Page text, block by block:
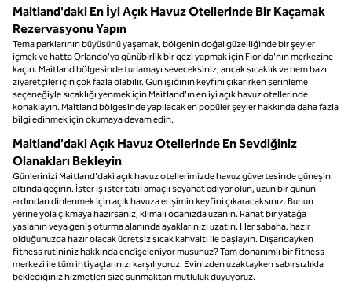
Maitland'daki En İyi Açık Havuz Otellerinde Bir Kaçamak
Rezervasyonu Yapın
Tema parklarının büyüsünü yaşamak, bölgenin doğal güzelliğinde bir şeyler
içmek ve hatta Orlando'ya günübirlik bir gezi yapmak için Florida'nın merkezine
kaçın. Maitland bölgesinde turlamayı seveceksiniz, ancak sıcaklık ve nem bazı
ziyaretçiler için çok fazla olabilir. Gün ışığının keyfini çıkarırken serinleme
seçeneğiyle sıcaklığı yenmek için Maitland'ın en iyi açık havuz otellerinde
konaklayın. Maitland bölgesinde yapılacak en popüler şeyler hakkında daha fazla
bilgi edinmek için okumaya devam edin.
Maitland'daki Açık Havuz Otellerinde En Sevdiğiniz
Olanakları Bekleyin
Günlerinizi Maitland'daki açık havuz otellerimizde havuz güvertesinde güneşin
altında geçirin. İster iş ister tatil amaçlı seyahat ediyor olun, uzun bir günün
ardından dinlenmek için açık havuza erişimin keyfini çıkaracaksınız. Bunun
yerine yola çıkmaya hazırsanız, klimalı odanızda uzanın. Rahat bir yatağa
yaslanın veya geniş oturma alanında ayaklarınızı uzatın. Her sabaha, hazır
olduğunuzda hazır olacak ücretsiz sıcak kahvaltı ile başlayın. Dışarıdayken
fitness rutininiz hakkında endişeleniyor musunuz? Tam donanımlı bir fitness
merkezi ile tüm ihtiyaçlarınızı karşılıyoruz. Evinizden uzaktayken sabırsızlıkla
beklediğiniz hizmetleri size sunmaktan mutluluk duyuyoruz.